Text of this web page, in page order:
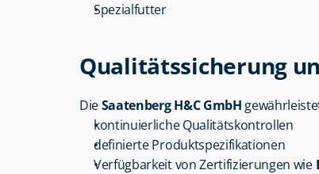
Spezialfutter
Qualitätssicherung
Die Saatenberg H&C GmbH
kontinuierliche Qualitätskontrollen
definierte Produktspezifikationen
Verfügbarkeit von Zertifizierungen wie